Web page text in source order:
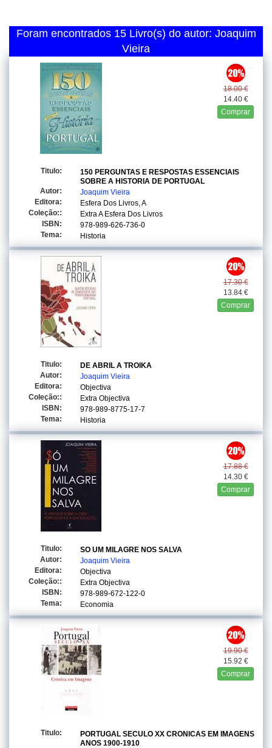
Foram encontrados 15 Livro(s) do autor: Joaquim
Vieira
18.00 €
14.40 €
Comprar
Titulo:
150 PERGUNTAS E RESPOSTAS ESSENCIAIS
SOBRE A HISTORIA DE PORTUGAL
Autor:
Joaquim Vieira
Editora:
Esfera Dos Livros, A
Coleção::
Extra A Esfera Dos Livros
ISBN:
978-989-626-736-0
Tema:
Historia
17.30 €
13.84 €
Comprar
Titulo:
DE ABRIL A TROIKA
Autor:
Joaquim Vieira
Editora:
Objectiva
Coleção::
Extra Objectiva
ISBN:
978-989-8775-17-7
Tema:
Historia
17.88 €
14.30 €
Comprar
Titulo:
SO UM MILAGRE NOS SALVA
Autor:
Joaquim Vieira
Editora:
Objectiva
Coleção::
Extra Objectiva
ISBN:
978-989-672-122-0
Tema:
Economia
19.90 €
15.92 €
Comprar
Titulo:
PORTUGAL SECULO XX CRONICAS EM IMAGENS
ANOS 1900-1910